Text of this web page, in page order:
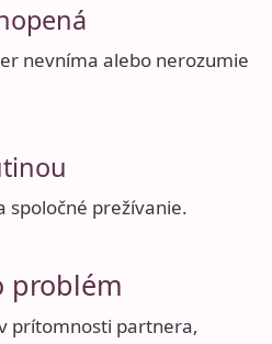
nevníma alebo nerozumie
spoločné prežívanie.
problém
prítomnosti partnera,